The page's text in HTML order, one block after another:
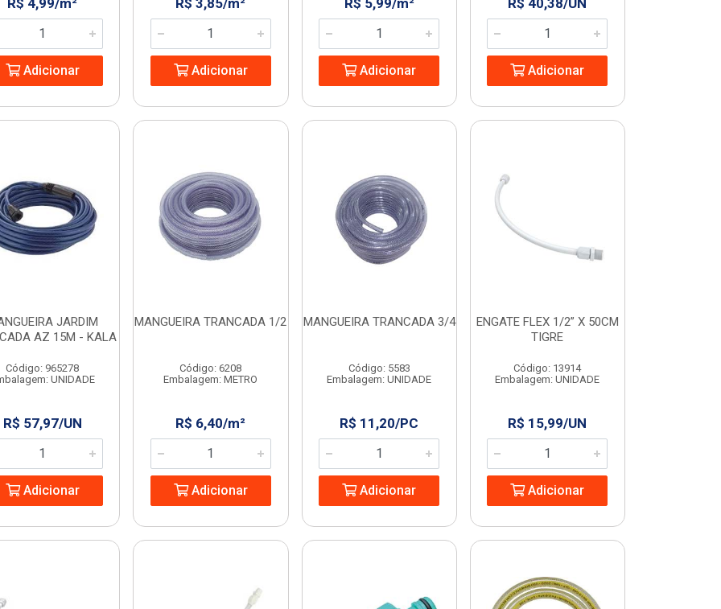
R$ 4,99/m²
Adicionar
R$ 3,85/m²
Adicionar
R$ 5,99/m²
Adicionar
R$ 40,38/UN
Adicionar
JARDIM
AZ 15M - KALA
Código: 965278
UNIDADE
R$ 57,97/UN
Adicionar
MANGUEIRA TRANCADA 1/2
Código: 6208
Embalagem: METRO
R$ 6,40/m²
Adicionar
MANGUEIRA TRANCADA 3/4
Código: 5583
Embalagem: UNIDADE
R$ 11,20/PC
Adicionar
ENGATE FLEX 1/2” X 50CM
TIGRE
Código: 13914
Embalagem: UNIDADE
R$ 15,99/UN
Adicionar